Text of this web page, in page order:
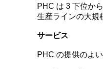
PHC は 3 下位か
生産ラインの大規
サービス
PHC の提供のよ